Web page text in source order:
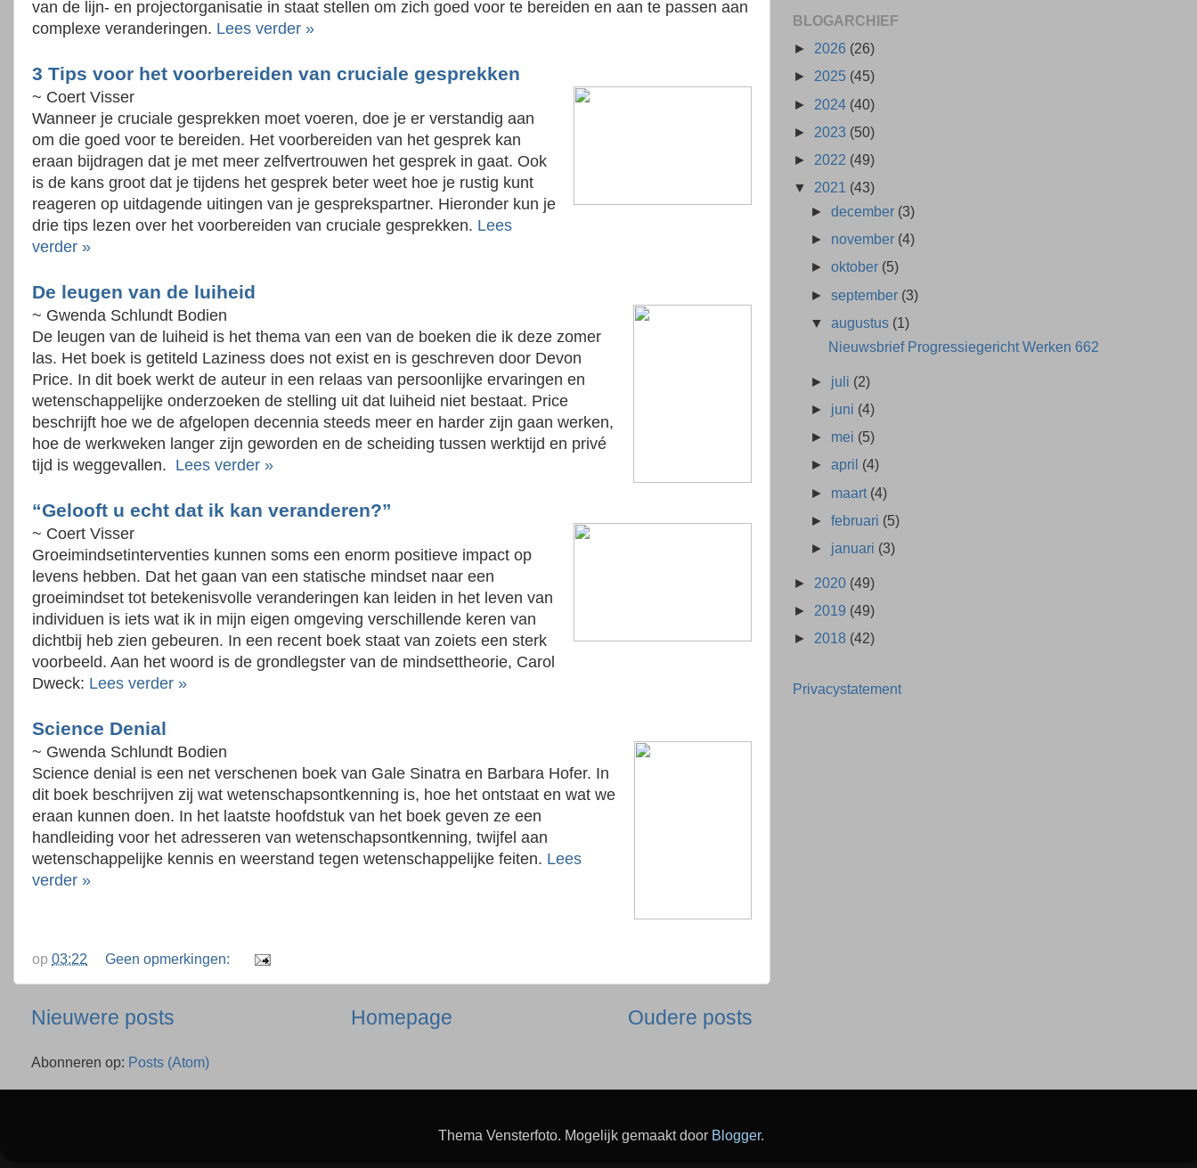
van de lijn- en projectorganisatie in staat stellen om zich goed voor te bereiden en aan te passen aan
complexe veranderingen. Lees verder »
3 Tips voor het voorbereiden van cruciale gesprekken
~ Coert Visser
Wanneer je cruciale gesprekken moet voeren, doe je er verstandig aan
om die goed voor te bereiden. Het voorbereiden van het gesprek kan
eraan bijdragen dat je met meer zelfvertrouwen het gesprek in gaat. Ook
is de kans groot dat je tijdens het gesprek beter weet hoe je rustig kunt
reageren op uitdagende uitingen van je gesprekspartner. Hieronder kun je
drie tips lezen over het voorbereiden van cruciale gesprekken. Lees
verder »
De leugen van de luiheid
~ Gwenda Schlundt Bodien
De leugen van de luiheid is het thema van een van de boeken die ik deze zomer
las. Het boek is getiteld Laziness does not exist en is geschreven door Devon
Price. In dit boek werkt de auteur in een relaas van persoonlijke ervaringen en
wetenschappelijke onderzoeken de stelling uit dat luiheid niet bestaat. Price
beschrijft hoe we de afgelopen decennia steeds meer en harder zijn gaan werken,
hoe de werkweken langer zijn geworden en de scheiding tussen werktijd en privé
tijd is weggevallen. Lees verder »
“Gelooft u echt dat ik kan veranderen?”
~ Coert Visser
Groeimindsetinterventies kunnen soms een enorm positieve impact op
levens hebben. Dat het gaan van een statische mindset naar een
groeimindset tot betekenisvolle veranderingen kan leiden in het leven van
individuen is iets wat ik in mijn eigen omgeving verschillende keren van
dichtbij heb zien gebeuren. In een recent boek staat van zoiets een sterk
voorbeeld. Aan het woord is de grondlegster van de mindsettheorie, Carol
Dweck: Lees verder »
Science Denial
~ Gwenda Schlundt Bodien
Science denial is een net verschenen boek van Gale Sinatra en Barbara Hofer. In
dit boek beschrijven zij wat wetenschapsontkenning is, hoe het ontstaat en wat we
eraan kunnen doen. In het laatste hoofdstuk van het boek geven ze een
handleiding voor het adresseren van wetenschapsontkenning, twijfel aan
wetenschappelijke kennis en weerstand tegen wetenschappelijke feiten. Lees
verder »
op 03:22 Geen opmerkingen:
Nieuwere posts Oudere posts
Homepage
Abonneren op: Posts (Atom)
BLOGARCHIEF
► 2026 (26)
► 2025 (45)
► 2024 (40)
► 2023 (50)
► 2022 (49)
▼ 2021 (43)
►december (3)
► november (4)
►oktober (5)
►september (3)
▼augustus (1)
Nieuwsbrief Progressiegericht Werken 662
► juli (2)
► juni (4)
► mei (5)
►april (4)
► maart (4)
►februari (5)
► januari (3)
► 2020 (49)
► 2019 (49)
► 2018 (42)
Privacystatement
Thema Vensterfoto. Mogelijk gemaakt door Blogger.